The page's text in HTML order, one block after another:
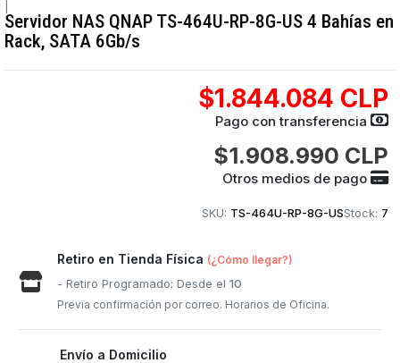
Servidor NAS QNAP TS-464U-RP-8G-US 4 Bahías en
Rack, SATA 6Gb/s
$1.844.084 CLP
Pago con transferencia
$1.908.990 CLP
Otros medios de pago
SKU: TS-464U-RP-8G-USStock: 7
Retiro en Tienda Física (¿Cómo llegar?)
- Retiro Programado: Desde el10
Previa confirmación por correo. Horarios de Oficina.
Envío a Domicilio